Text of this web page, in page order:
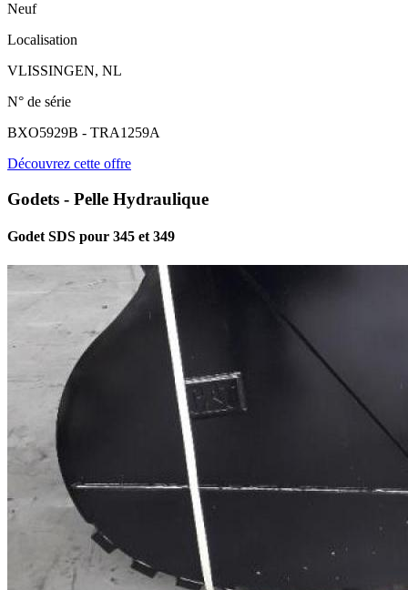
Neuf
Localisation
VLISSINGEN, NL
N° de série
BXO5929B - TRA1259A
Découvrez cette offre
Godets - Pelle Hydraulique
Godet SDS pour 345 et 349